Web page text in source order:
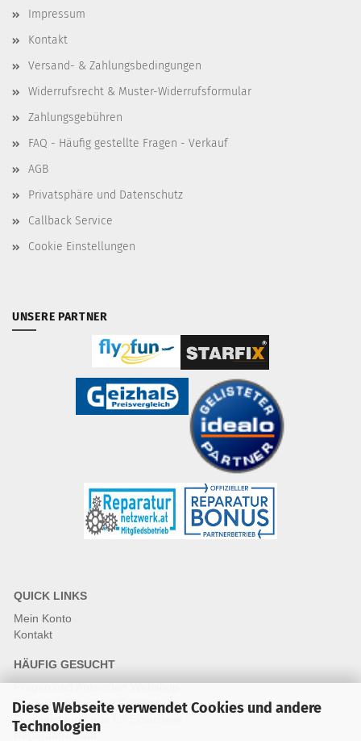
Diese Webseite verwendet Cookies und andere
Technologien
Impressum
Kontakt
Versand- & Zahlungsbedingungen
Widerrufsrecht & Muster-Widerrufsformular
Zahlungsgebühren
FAQ - Häufig gestellte Fragen - Verkauf
AGB
Privatsphäre und Datenschutz
Callback Service
Cookie Einstellungen
UNSERE PARTNER
QUICK LINKS
Mein Konto
Kontakt
HÄUFIG GESUCHT
Fragen und Antworten Webshop
Fragen & Antworten Reparatur
Qualitätsstandards für Ersatzteile
Reparaturablauf